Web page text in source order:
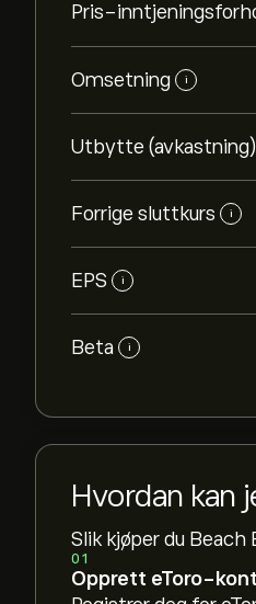
Pris-
Omsetning i
Utbytte (avkastning)
Forrige sluttkurs i
EPS i
Beta i
Hvordan kan
Slik kjøper du
01
Opprett eToro-